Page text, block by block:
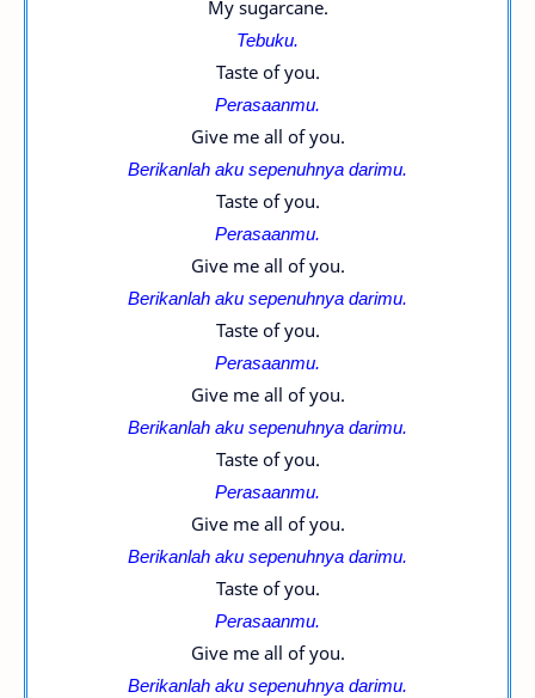
My sugarcane.
Tebuku.
Taste of you.
Perasaanmu.
Give me all of you.
Berikanlah aku sepenuhnya darimu.
Taste of you.
Perasaanmu.
Give me all of you.
Berikanlah aku sepenuhnya darimu.
Taste of you.
Perasaanmu.
Give me all of you.
Berikanlah aku sepenuhnya darimu.
Taste of you.
Perasaanmu.
Give me all of you.
Berikanlah aku sepenuhnya darimu.
Taste of you.
Perasaanmu.
Give me all of you.
Berikanlah aku sepenuhnya darimu.